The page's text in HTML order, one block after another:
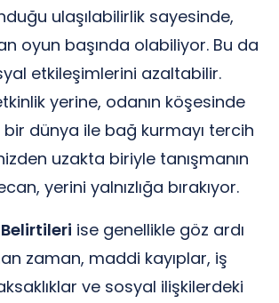
ulaşılabilirlik sayesinde,
oyun başında olabiliyor. Bu da
etkileşimlerini azaltabilir.
yerine, odanın köşesinde
dünya ile bağ kurmayı tercih
uzakta biriyle tanışmanın
yerini yalnızlığa bırakıyor.
Belirtileri ise genellikle göz ardı
zaman, maddi kayıplar, iş
ve sosyal ilişkilerdeki